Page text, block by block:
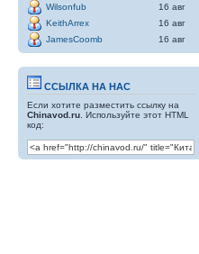
Wilsonfub
16 авг
KeithArrex
16 авг
JamesCoomb
16 авг
ССЫЛКА НА НАС
Если хотите разместить ссылку на
Chinavod.ru . Используйте этот HTML
код: